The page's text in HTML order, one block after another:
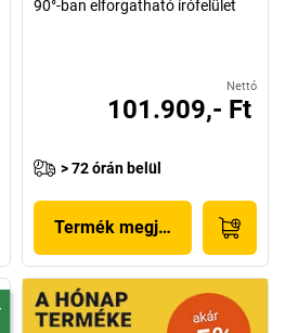
90°-ban elforgatható írófelület
Nettó
101.909,- Ft
> 72 órán belül
Termék megjelenítése